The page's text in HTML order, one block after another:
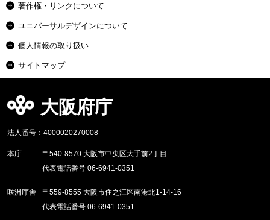
著作権・リンクについて
ユニバーサルデザインについて
個人情報の取り扱い
サイトマップ
大阪府庁
法人番号：4000020270008
本庁
〒540-8570 大阪市中央区大手前2丁目
代表電話番号 06-6941-0351
咲洲庁舎
〒559-8555 大阪市住之江区南港北1-14-16
代表電話番号 06-6941-0351